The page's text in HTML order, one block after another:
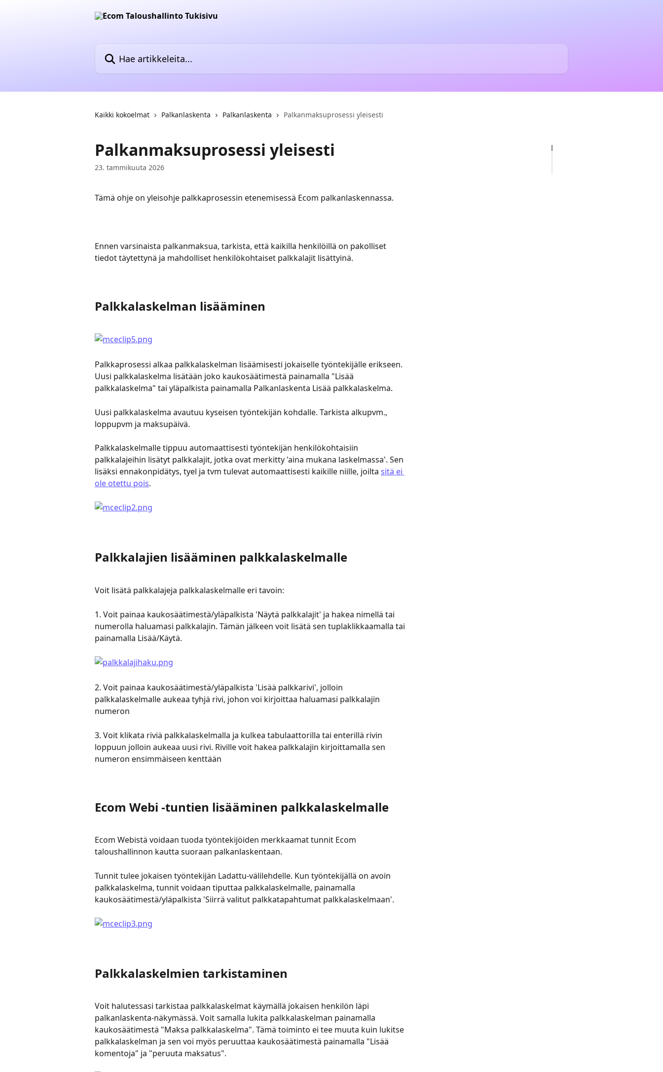
Kaikki kokoelmat Palkanlaskenta Palkanlaskenta Palkanmaksuprosessi yleisesti
Palkanmaksuprosessi yleisesti
23. tammikuuta 2026
Tämä ohje on yleisohje palkkaprosessin etenemisessä Ecom palkanlaskennassa.
Ennen varsinaista palkanmaksua, tarkista, että kaikilla henkilöillä on pakolliset
tiedot täytettynä ja mahdolliset henkilökohtaiset palkkalajit lisättyinä.
Palkkalaskelman lisääminen
Palkkaprosessi alkaa palkkalaskelman lisäämisesti jokaiselle työntekijälle erikseen.
Uusi palkkalaskelma lisätään joko kaukosäätimestä painamalla "Lisää
palkkalaskelma" tai yläpalkista painamalla Palkanlaskenta Lisää palkkalaskelma.
Uusi palkkalaskelma avautuu kyseisen työntekijän kohdalle. Tarkista alkupvm.,
loppupvm ja maksupäivä.
Palkkalaskelmalle tippuu automaattisesti työntekijän henkilökohtaisiin
palkkalajeihin lisätyt palkkalajit, jotka ovat merkitty 'aina mukana laskelmassa'. Sen
lisäksi ennakonpidätys, tyel ja tvm tulevat automaattisesti kaikille niille, joilta sitä ei
ole otettu pois.
Palkkalajien lisääminen palkkalaskelmalle
Voit lisätä palkkalajeja palkkalaskelmalle eri tavoin:
1. Voit painaa kaukosäätimestä/yläpalkista 'Näytä palkkalajit' ja hakea nimellä tai
numerolla haluamasi palkkalajin. Tämän jälkeen voit lisätä sen tuplaklikkaamalla tai
painamalla Lisää/Käytä.
2. Voit painaa kaukosäätimestä/yläpalkista 'Lisää palkkarivi', jolloin
palkkalaskelmalle aukeaa tyhjä rivi, johon voi kirjoittaa haluamasi palkkalajin
numeron
3. Voit klikata riviä palkkalaskelmalla ja kulkea tabulaattorilla tai enterillä rivin
loppuun jolloin aukeaa uusi rivi. Riville voit hakea palkkalajin kirjoittamalla sen
numeron ensimmäiseen kenttään
Ecom Webi -tuntien lisääminen palkkalaskelmalle
Ecom Webistä voidaan tuoda työntekijöiden merkkaamat tunnit Ecom
taloushallinnon kautta suoraan palkanlaskentaan.
Tunnit tulee jokaisen työntekijän Ladattu-välilehdelle. Kun työntekijällä on avoin
palkkalaskelma, tunnit voidaan tiputtaa palkkalaskelmalle, painamalla
kaukosäätimestä/yläpalkista 'Siirrä valitut palkkatapahtumat palkkalaskelmaan'.
Palkkalaskelmien tarkistaminen
Voit halutessasi tarkistaa palkkalaskelmat käymällä jokaisen henkilön läpi
palkanlaskenta-näkymässä. Voit samalla lukita palkkalaskelman painamalla
kaukosäätimestä "Maksa palkkalaskelma". Tämä toiminto ei tee muuta kuin lukitse
palkkalaskelman ja sen voi myös peruuttaa kaukosäätimestä painamalla "Lisää
komentoja" ja "peruuta maksatus".